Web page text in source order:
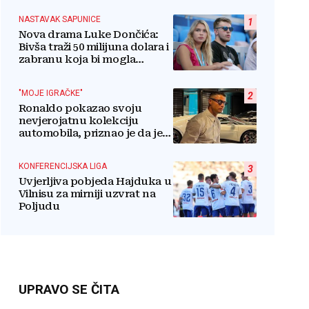
1
NASTAVAK SAPUNICE
Nova drama Luke Dončića:
Bivša traži 50 milijuna dolara i
zabranu koja bi mogla
2
"MOJE IGRAČKE"
Ronaldo pokazao svoju
nevjerojatnu kolekciju
automobila, priznao je da je
3
KONFERENCIJSKA LIGA
Uvjerljiva pobjeda Hajduka u
Vilnisu za mirniji uzvrat na
Poljudu
UPRAVO SE ČITA